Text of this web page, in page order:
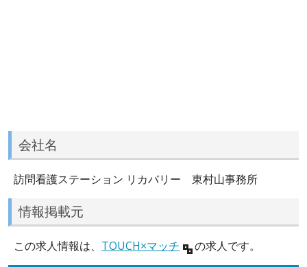
会社名
訪問看護ステーション リカバリー 東村山事務所
情報掲載元
この求人情報は、 TOUCH×マッチ の求人です。